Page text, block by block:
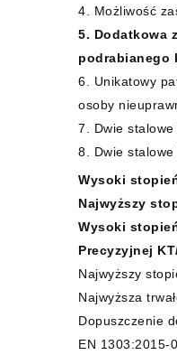
4. Możliwość
5. Dodatkowa
podrabianego
6. Unikatowy
osoby
7. Dwie
8. Dwie
Wysoki
Najwyższy
Wysoki
Precyzyjnej
Najwyższy
Najwyższa
Dopuszczenie
EN 1303:2015-